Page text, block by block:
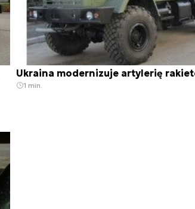
Ukraina modernizuje artylerię
1 min.